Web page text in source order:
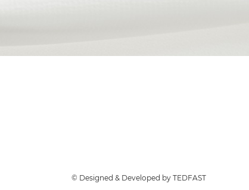
© Designed & Developed by TEDFAST